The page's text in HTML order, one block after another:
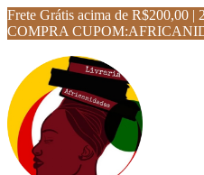
Frete Grátis acima de R$200,00
COMPRA